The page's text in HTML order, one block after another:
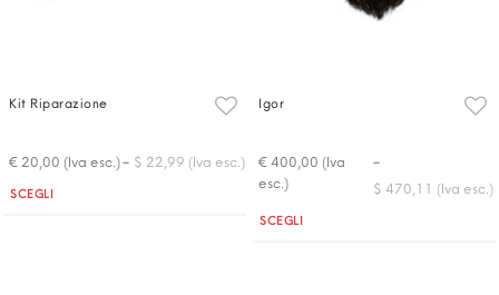
Kit Riparazione
€ 20,00 (Iva esc.)- $ 22,99 (Iva esc.)
Quantità
SCEGLI
Igor
€ 400,00 (Iva
esc.)
-
$ 470,11 (Iva esc.)
Quantità
SCEGLI